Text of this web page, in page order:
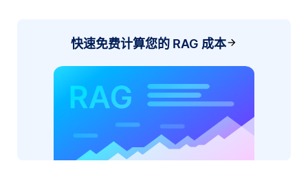
快速免费计算您的 RAG 成本